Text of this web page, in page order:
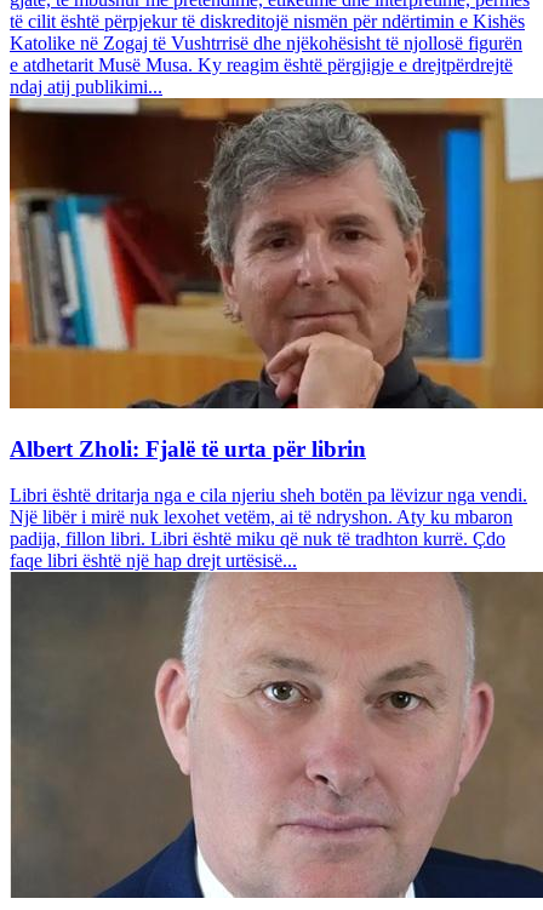
të cilit është përpjekur të diskreditojë nismën për ndërtimin e Kishës
Katolike në Zogaj të Vushtrrisë dhe njëkohësisht të njollosë figurën
e atdhetarit Musë Musa. Ky reagim është përgjigje e drejtpërdrejtë
ndaj atij publikimi...
Albert Zholi: Fjalë të urta për librin
Libri është dritarja nga e cila njeriu sheh botën pa lëvizur nga vendi.
Një libër i mirë nuk lexohet vetëm, ai të ndryshon. Aty ku mbaron
padija, fillon libri. Libri është miku që nuk të tradhton kurrë. Çdo
faqe libri është një hap drejt urtësisë...